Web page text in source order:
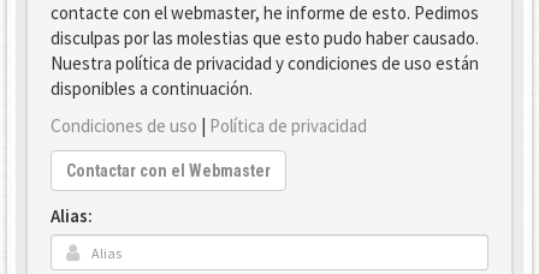
contacte con el webmaster, he informe de esto. Pedimos
disculpas por las molestias que esto pudo haber causado.
Nuestra política de privacidad y condiciones de uso están
disponibles a continuación.
Condiciones de uso | Política de privacidad
Contactar con el Webmaster
Alias: